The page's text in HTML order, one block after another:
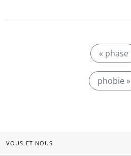
« phase
phobie »
VOUS ET NOUS